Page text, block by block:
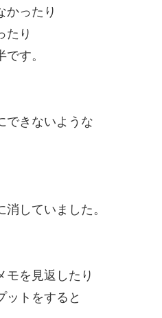
かったり
たり
す。
できないような
していました。
モを見返したり
ットをすると